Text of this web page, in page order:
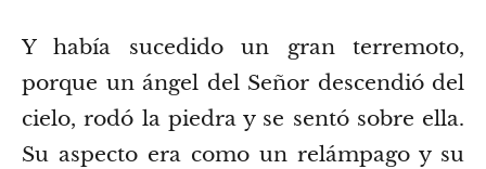
Y había sucedido un gran terremoto,
porque un ángel del Señor descendió del
cielo, rodó la piedra y se sentó sobre ella.
Su aspecto era como un relámpago y su